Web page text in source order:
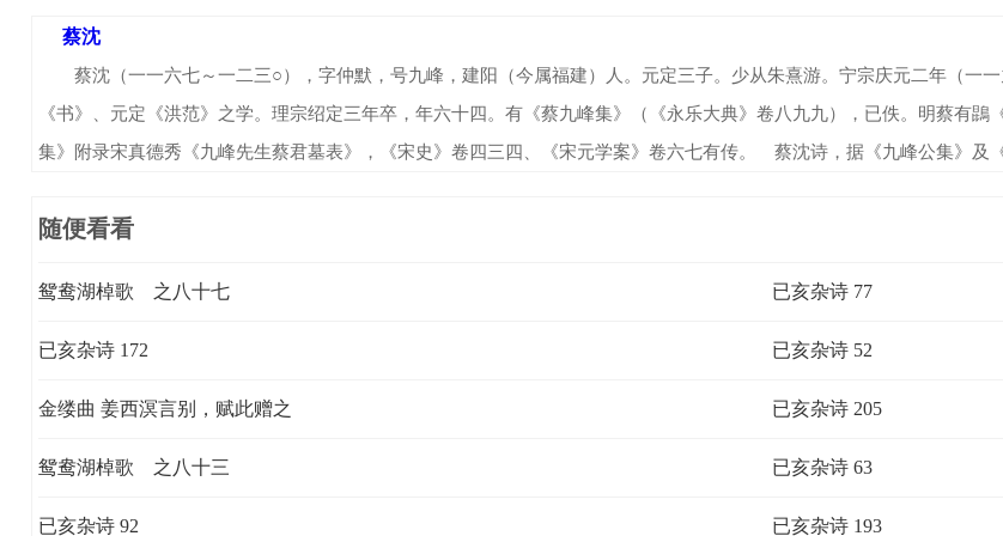
蔡沈
蔡沈（一一六七～一二三○），字仲默，号九峰，建阳（今属福建）人。元定三子。少从朱熹游。宁宗庆元二年（一
《书》、元定《洪范》之学。理宗绍定三年卒，年六十四。有《蔡九峰集》（《永乐大典》卷八九九），已佚。明蔡有
集》附录宋真德秀《九峰先生蔡君墓表》，《宋史》卷四三四、《宋元学案》卷六七有传。 蔡沈诗，据《九峰公集》及
随便看看
鸳鸯湖棹歌 之八十七 已亥杂诗 77
已亥杂诗 172 已亥杂诗 52
金缕曲 姜西溟言别，赋此赠之 已亥杂诗 205
鸳鸯湖棹歌 之八十三 已亥杂诗 63
已亥杂诗 92 已亥杂诗 193